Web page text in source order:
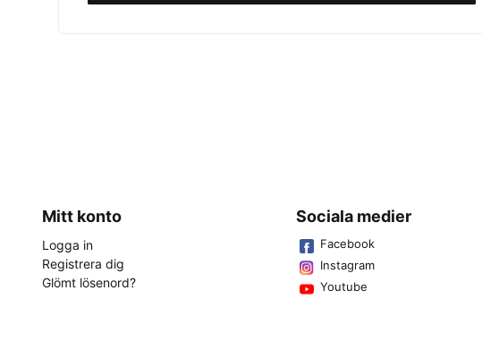
Mitt konto
Logga in
Registrera dig
Glömt lösenord?
Sociala medier
Facebook
Instagram
Youtube